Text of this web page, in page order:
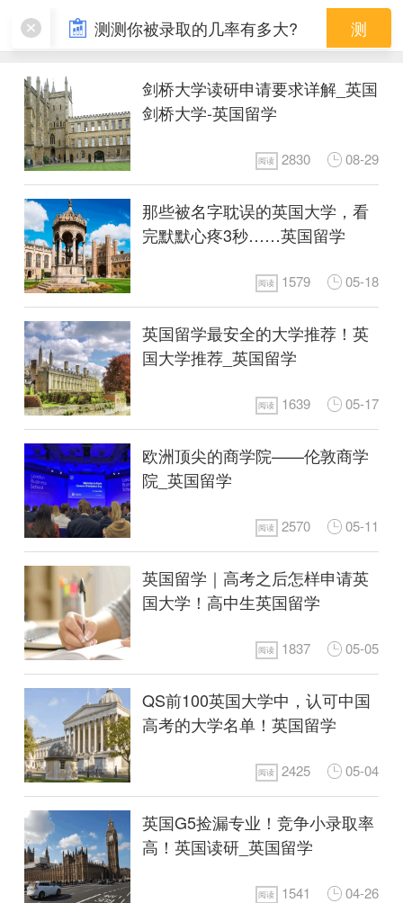
英国名校
剑桥大学读研申请要求详解_英国
剑桥大学-英国留学
阅读 2830 08-29
那些被名字耽误的英国大学，看
完默默心疼3秒……英国留学
阅读 1579 05-18
英国留学最安全的大学推荐！英
国大学推荐_英国留学
阅读 1639 05-17
欧洲顶尖的商学院——伦敦商学
院_英国留学
阅读 2570 05-11
英国留学｜高考之后怎样申请英
国大学！高中生英国留学
阅读 1837 05-05
QS前100英国大学中，认可中国
高考的大学名单！英国留学
阅读 2425 05-04
英国G5捡漏专业！竞争小录取率
高！英国读研_英国留学
阅读 1541 04-26
测测你被录取的几率有多大? 测